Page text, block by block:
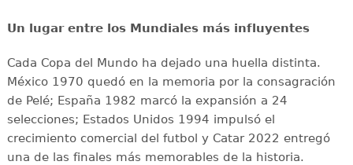
Un lugar entre los Mundiales más influyentes
Cada Copa del Mundo ha dejado una huella distinta.
México 1970 quedó en la memoria por la consagración
de Pelé; España 1982 marcó la expansión a 24
selecciones; Estados Unidos 1994 impulsó el
crecimiento comercial del futbol y Catar 2022 entregó
una de las finales más memorables de la historia.